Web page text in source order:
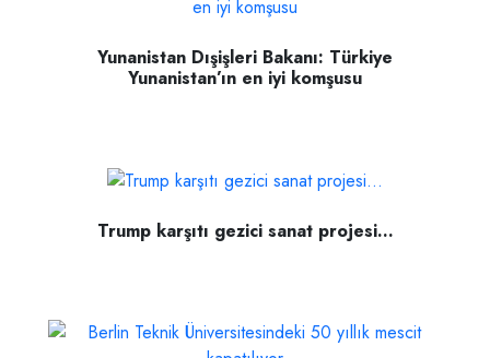
Yunanistan Dışişleri Bakanı: Türkiye
Yunanistan’ın en iyi komşusu
Trump karşıtı gezici sanat projesi...